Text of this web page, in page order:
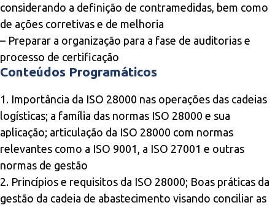
considerando a definição de contramedidas, bem como
de ações corretivas e de melhoria
– Preparar a organização para a fase de auditorias e
processo de certificação
Conteúdos Programáticos
1. Importância da ISO 28000 nas operações das cadeias
logísticas; a família das normas ISO 28000 e sua
aplicação; articulação da ISO 28000 com normas
relevantes como a ISO 9001, a ISO 27001 e outras
normas de gestão
2. Princípios e requisitos da ISO 28000; Boas práticas da
gestão da cadeia de abastecimento visando conciliar as